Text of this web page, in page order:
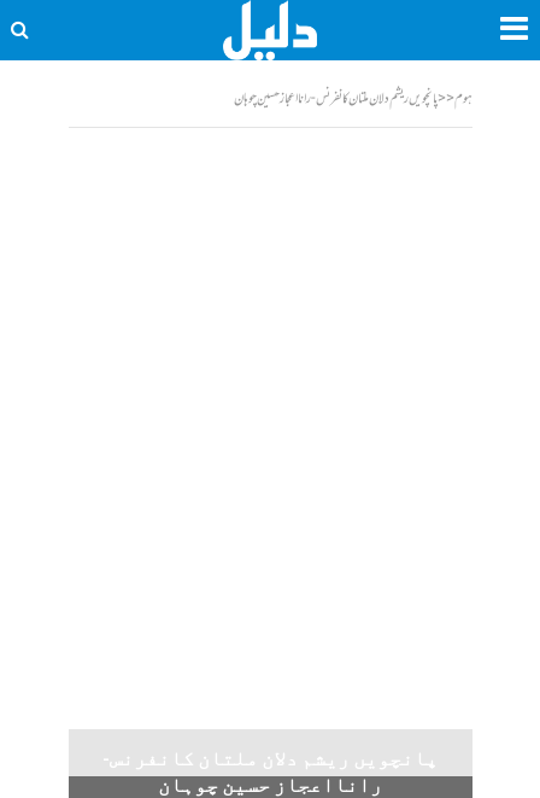
ہوم<<پانچویں ریشم دلان ملتان کانفرنس- رانااعجاز حسین چوہان
پانچویں ریشم دلان ملتان کانفرنس-
رانااعجاز حسین چوہان